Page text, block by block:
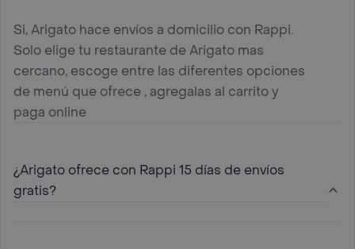
Si, Arigato hace envíos a domicilio con Rappi.
Solo elige tu restaurante de Arigato mas
cercano, escoge entre las diferentes opciones
de menú que ofrece , agregalas al carrito y
paga online
¿Arigato ofrece con Rappi 15 días de envíos
gratis?